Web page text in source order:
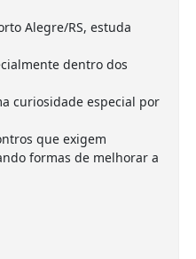
Alegre/RS, estuda
dentro dos
curiosidade especial por
que exigem
formas de melhorar a